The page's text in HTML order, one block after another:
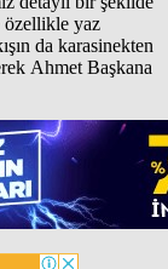
özellikle yaz
da karasinekten
Ahmet Başkana